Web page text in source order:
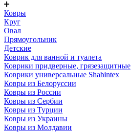
Ковры
Круг
Овал
Прямоугольник
Детские
Коврик для ванной и туалета
Коврики придверные, грязезащитные
Коврики универсальные Shahintex
Ковры из Белоруссии
Ковры из России
Ковры из Сербии
Ковры из Турции
Ковры из Украины
Ковры из Молдавии